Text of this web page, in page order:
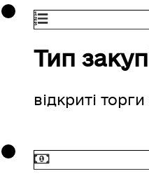
Тип
відкриті